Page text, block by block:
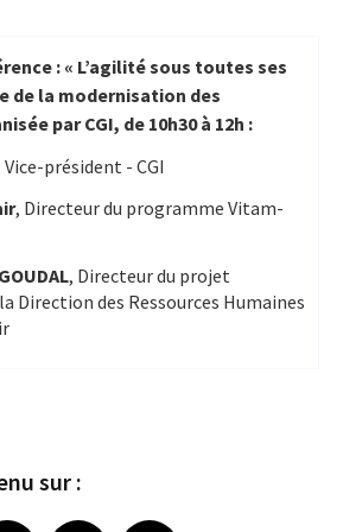
: « L’agilité sous toutes ses
de la modernisation des
par CGI, de 10h30 à 12h :
Vice-président - CGI
, Directeur du programme Vitam-
, Directeur du projet
Direction des Ressources Humaines
sur :